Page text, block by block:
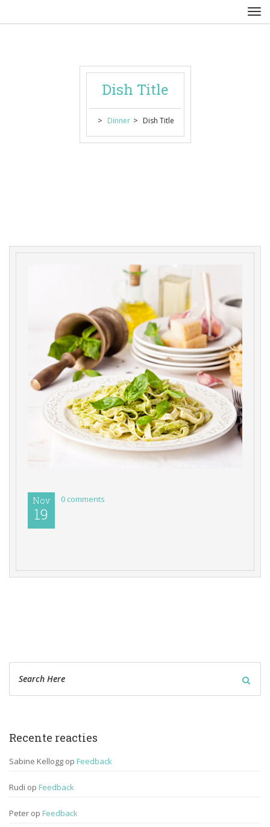
Dish Title
> Dinner > Dish Title
Nov
19
0 comments
Recente reactie
Sabine Kellogg op Feedback
Rudi op Feedback
Peter op Feedback